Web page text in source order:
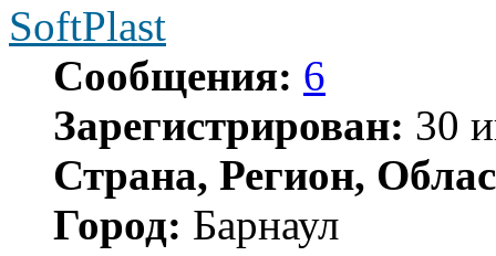
SoftPlast
Сообщения: 6
Зарегистрирован: 30
Страна, Регион,
Город: Барнаул